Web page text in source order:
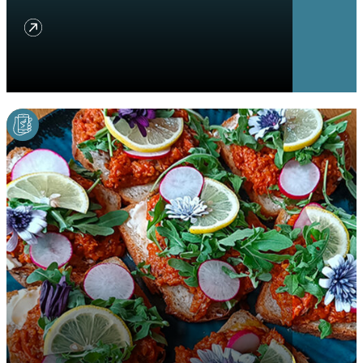
from Un Marco Polo al contrario: i 15.000 km di Carlo Caso dalla Cina a